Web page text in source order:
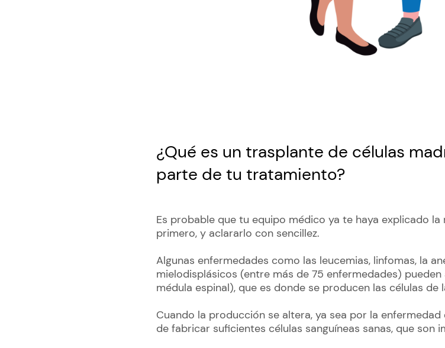
¿Qué es un trasplante de células
parte de tu tratamiento?
Es probable que tu equipo médico ya te haya explicado
primero, y aclararlo con sencillez.
Algunas enfermedades como las leucemias, linfomas, la
mielodisplásicos (entre más de 75 enfermedades)
médula espinal), que es donde se producen las células de
Cuando la producción se altera, ya sea por la
de fabricar suficientes células sanguíneas sanas, que